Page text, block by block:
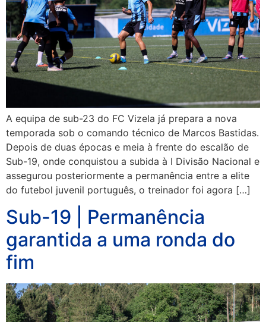
A equipa de sub-23 do FC Vizela já prepara a nova
temporada sob o comando técnico de Marcos Bastidas.
Depois de duas épocas e meia à frente do escalão de
Sub-19, onde conquistou a subida à I Divisão Nacional e
assegurou posteriormente a permanência entre a elite
do futebol juvenil português, o treinador foi agora […]
Sub-19 | Permanência
garantida a uma ronda do
fim